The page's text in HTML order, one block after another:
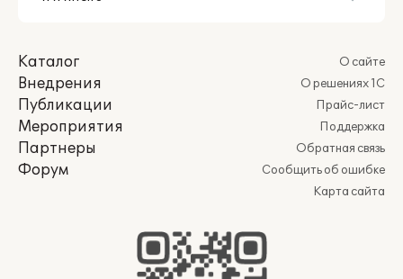
Каталог
Внедрения
Публикации
Мероприятия
Партнеры
Форум
О сайте
О решениях 1С
Прайс-лист
Поддержка
Обратная связь
Сообщить об ошибке
Карта сайта